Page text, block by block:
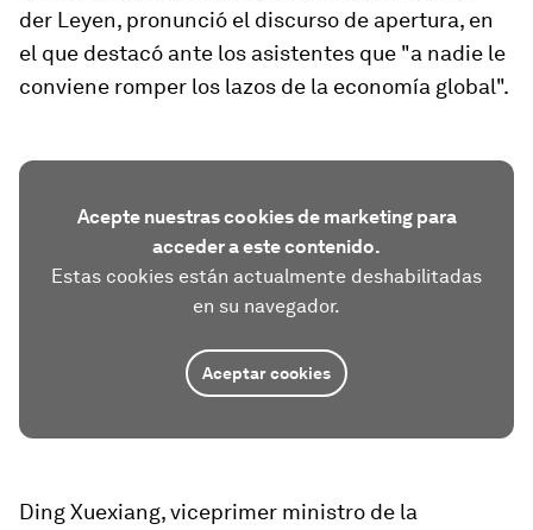
der Leyen, pronunció el discurso de apertura, en
el que destacó ante los asistentes que "a nadie le
conviene romper los lazos de la economía global".
Acepte nuestras cookies de marketing para
acceder a este contenido.
Estas cookies están actualmente deshabilitadas
en su navegador.
Aceptar cookies
Ding Xuexiang, viceprimer ministro de la